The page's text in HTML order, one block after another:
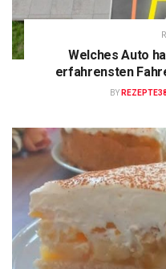
Welches Auto
erfahrensten
BY REZEPTE38